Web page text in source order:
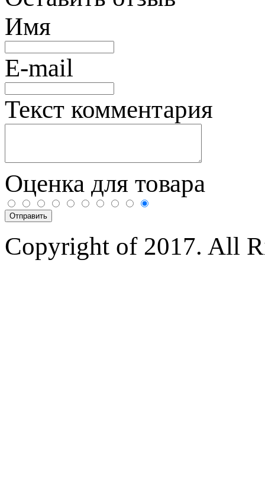
Имя
E-mail
Текст комментария
Оценка для товара
Copyright of 2017. All